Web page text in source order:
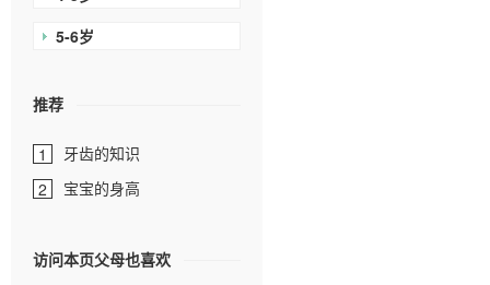
5-6岁
推荐
1
牙齿的知识
2
宝宝的身高
访问本页父母也喜欢